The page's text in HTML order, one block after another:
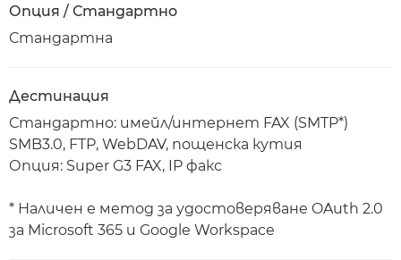
Опция / Стандартно
Стандартна
Дестинация
Стандартно: имейл/интернет FAX (SMTP*)
SMB3.0, FTP, WebDAV, пощенска кутия
Опция: Super G3 FAX, IP факс
* Наличен е метод за удостоверяване OAuth 2.0
за Microsoft 365 и Google Workspace